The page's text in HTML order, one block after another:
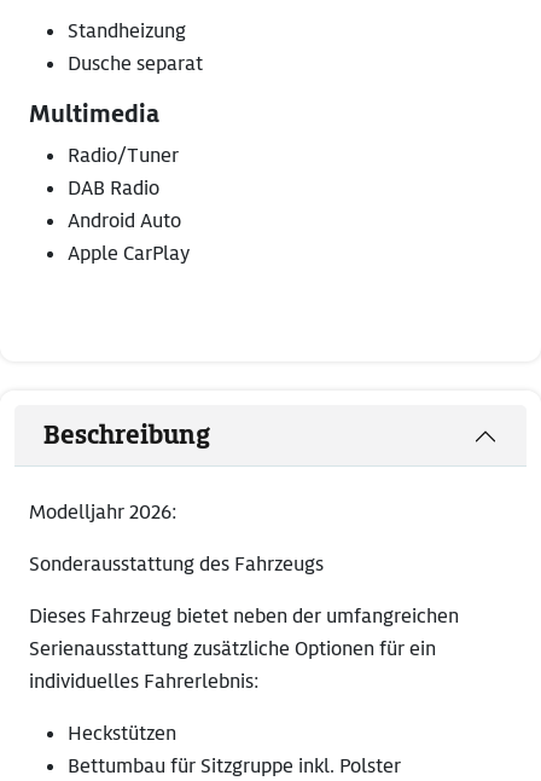
Standheizung
Dusche separat
Multimedia
Radio/Tuner
DAB Radio
Android Auto
Apple CarPlay
Beschreibung
Modelljahr 2026:
Sonderausstattung des Fahrzeugs
Dieses Fahrzeug bietet neben der umfangreichen
Serienausstattung zusätzliche Optionen für ein
individuelles Fahrerlebnis:
Heckstützen
Bettumbau für Sitzgruppe inkl. Polster